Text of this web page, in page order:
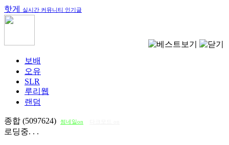
핫게 실시간 커뮤니티 인기글
보배
오유
SLR
루리웹
랜덤
종합 (5097624) 썸네일on
로딩중. . .